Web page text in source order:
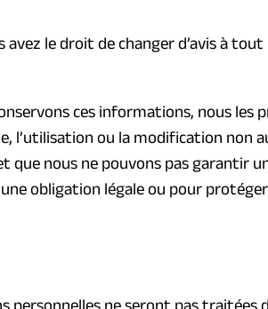
le droit de changer d’avis à
ces informations, nous les
l’utilisation ou la modification non
que nous ne pouvons pas garantir
obligation légale ou pour
ne seront pas traitées